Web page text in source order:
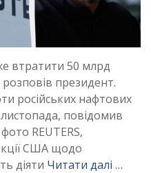
втратити 50 млрд
президент.
російських нафтових
повідомив
REUTERS,
США щодо
діяти Читати далі …